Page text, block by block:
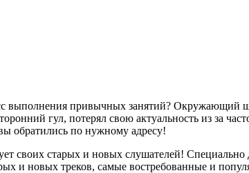
выполнения привычных занятий? Окружающий
гул, потерял свою актуальность из за
обратились по нужному адресу!
своих старых и новых слушателей!
и новых треков, самые востребованные и